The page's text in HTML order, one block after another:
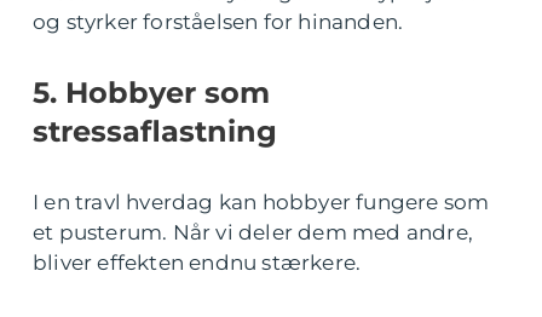
og styrker forståelsen for hinanden.
5. Hobbyer som
stressaflastning
I en travl hverdag kan hobbyer fungere som
et pusterum. Når vi deler dem med andre,
bliver effekten endnu stærkere.